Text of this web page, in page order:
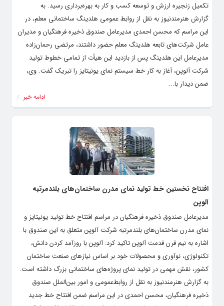
تکمیل زنجیره ارزش و توسعه کسب و کار به بهره‌برداری رسید. به
گزارش هنرمندنیوز به نقل از روابط عمومی هلدینگ ساختمانی معلم، در
این مراسم که محسن احمدی مدیرعامل صندوق ذخیره فرهنگیان و مدیران
عامل شرکت‌های تابعه هلدینگ معلم حضور داشتند، مرتضی رحمان‌زاده
مدیرعامل این هلدینگ پس از بازدید این هیأت از تمامی خطوط تولید
شرکت آلوپن، آغاز به کار خط سیستم نمای یونیتایز را تبریک گفت. وی،
ضمن دیدار با...
ادامه خبر
افتتاح نخستین خط تولید نمای مدرن ساختمان‌های بلندمرتبه
آلوپن
مدیرعامل صندوق ذخیره فرهنگیان در مراسم افتتاح خط تولید یونیتایز و
نمای مدرن ساختمان‌های بلندمرتبه شرکت آلوپن متعلق به این صندوق با
اشاره به نیم قرن قدمت آلوپن تاکید کرد: آلوپن با روزآمد کردن دانش،
تکنولوژی، نوآوری و محصولات خود بر اساس نیازهای صنعت ساختمان
کشور، نقش مهمی در تولید نمای پروژه‌های ساختمانی بزرگ داشته است.
به گزارش هنرمندنیوز به نقل از روابط‌عمومی و امور بین‌الملل صندوق
ذخیره فرهنگیان، محسن احمدی در این مراسم ضمن افتتاح خط جدید